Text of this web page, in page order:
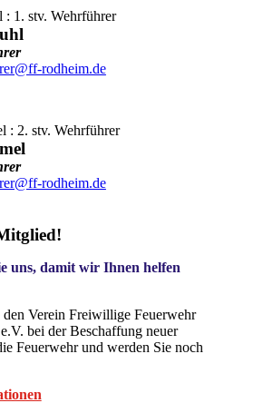
rodheim.de
rodheim.de
uns, damit wir Ihnen helfen
den Verein Freiwillige Feuerwehr
bei der Beschaffung neuer
Feuerwehr und werden Sie noch